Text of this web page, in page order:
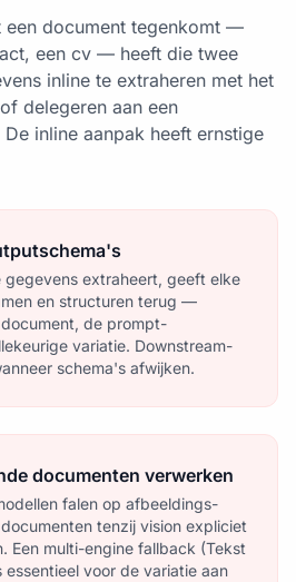
een document tegenkomt —
een cv — heeft die twee
inline te extraheren met het
delegeren aan een
inline aanpak heeft ernstige
gegevens extraheert, geeft elke
en structuren terug —
de prompt-
variatie. Downstream-
schema's afwijken.
documenten verwerken
falen op afbeeldings-
tenzij vision expliciet
Een multi-engine fallback (Tekst
voor de variatie aan